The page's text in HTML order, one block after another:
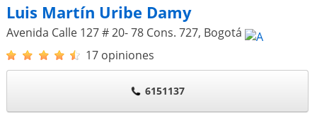
Luis Martín Uribe Damy
Avenida Calle 127 # 20- 78 Cons. 727, Bogotá
17 opiniones
6151137